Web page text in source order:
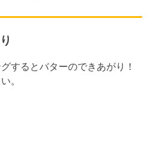
するとバターのできあがり！
。